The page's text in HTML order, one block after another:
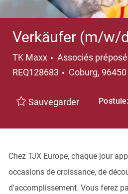
Verkäufer (m/w/
TK Maxx Catégorie
Associés
REQ128683
Emplacement
Coburg, 96450
Sauvegarder
Chez TJX Europe, chaque jour
occasions de croissance, de
d’accomplissement. Vous ferez